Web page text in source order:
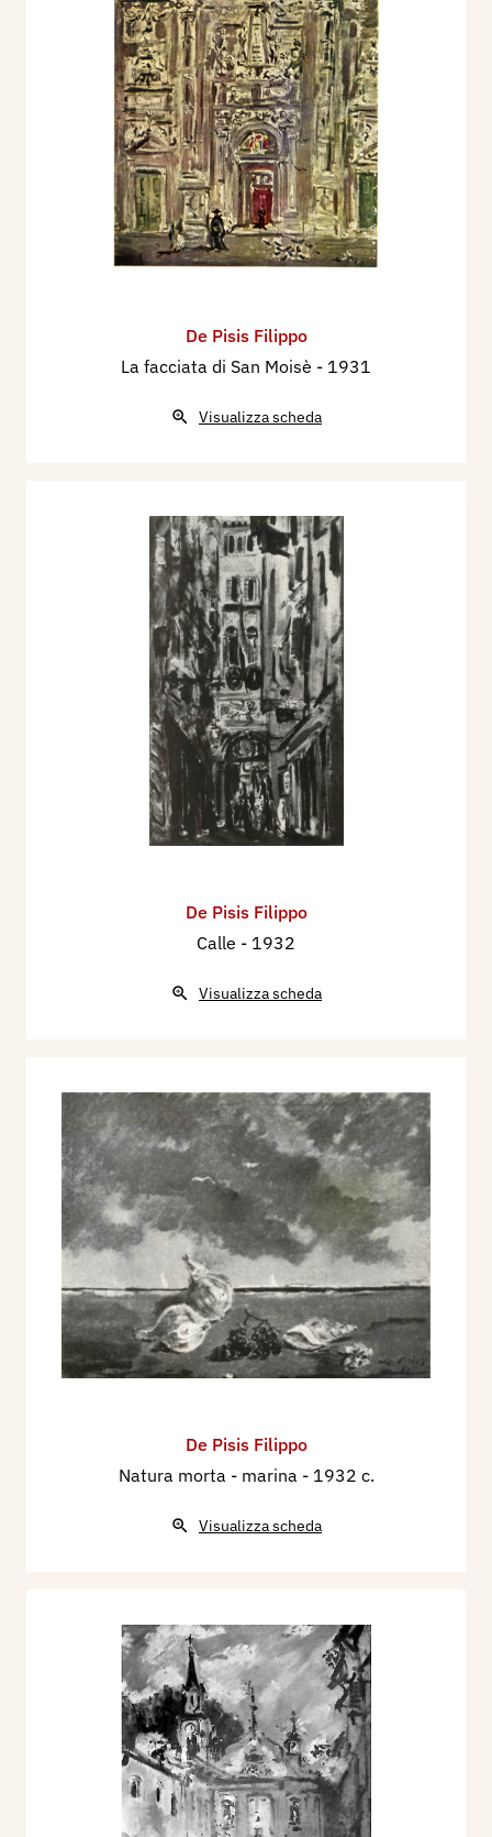
De Pisis Filippo
La facciata di San Moisè - 1931
Visualizza scheda
De Pisis Filippo
Calle - 1932
Visualizza scheda
De Pisis Filippo
Natura morta - marina - 1932 c.
Visualizza scheda